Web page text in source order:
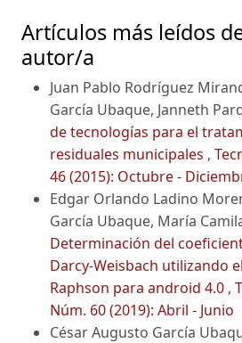
Artículos más leídos
autor/a
Juan Pablo Rodríguez
García Ubaque, Janneth
de tecnologías para el
residuales municipales ,
46 (2015): Octubre -
Edgar Orlando Ladino
García Ubaque, María
Determinación del
Darcy-Weisbach utilizando
Raphson para android 4.0 ,
Núm. 60 (2019): Abril - Junio
César Augusto García